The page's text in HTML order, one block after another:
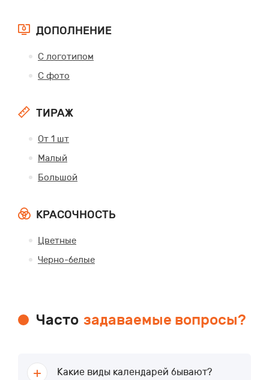
ДОПОЛНЕНИЕ
С логотипом
С фото
ТИРАЖ
От 1 шт
Малый
Большой
КРАСОЧНОСТЬ
Цветные
Черно-белые
Часто задаваемые вопросы?
Какие виды календарей бывают?